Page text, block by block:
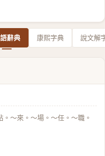
辭典 康熙字典 說文解
。～來。～場。～任。～職。